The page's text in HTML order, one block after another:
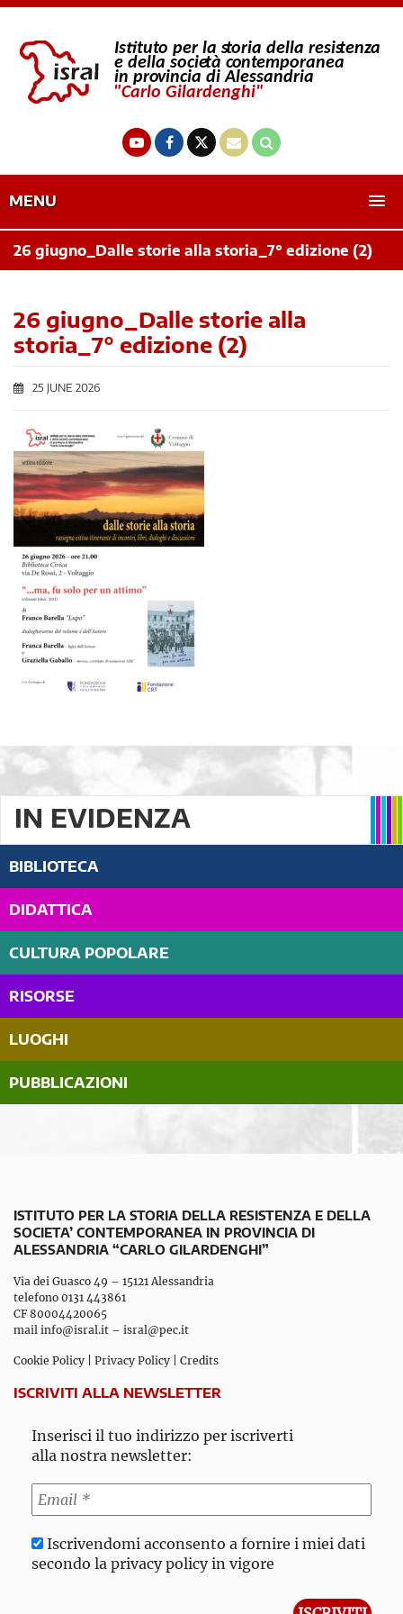
MENU
26 giugno_Dalle storie alla storia_7° edizione (2)
26 giugno_Dalle storie alla
storia_7° edizione (2)
25 JUNE 2026
IN EVIDENZA
BIBLIOTECA
DIDATTICA
CULTURA POPOLARE
RISORSE
LUOGHI
PUBBLICAZIONI
ISTITUTO PER LA STORIA DELLA RESISTENZA E DELLA
SOCIETA’ CONTEMPORANEA IN PROVINCIA DI
ALESSANDRIA “CARLO GILARDENGHI”
Via dei Guasco 49 – 15121 Alessandria
telefono 0131 443861
CF 80004420065
mail info@isral.it – isral@pec.it
Cookie Policy Privacy Policy Credits
ISCRIVITI ALLA NEWSLETTER
Inserisci il tuo indirizzo per iscriverti
alla nostra newsletter:
Iscrivendomi acconsento a fornire i miei dati
secondo la privacy policy in vigore